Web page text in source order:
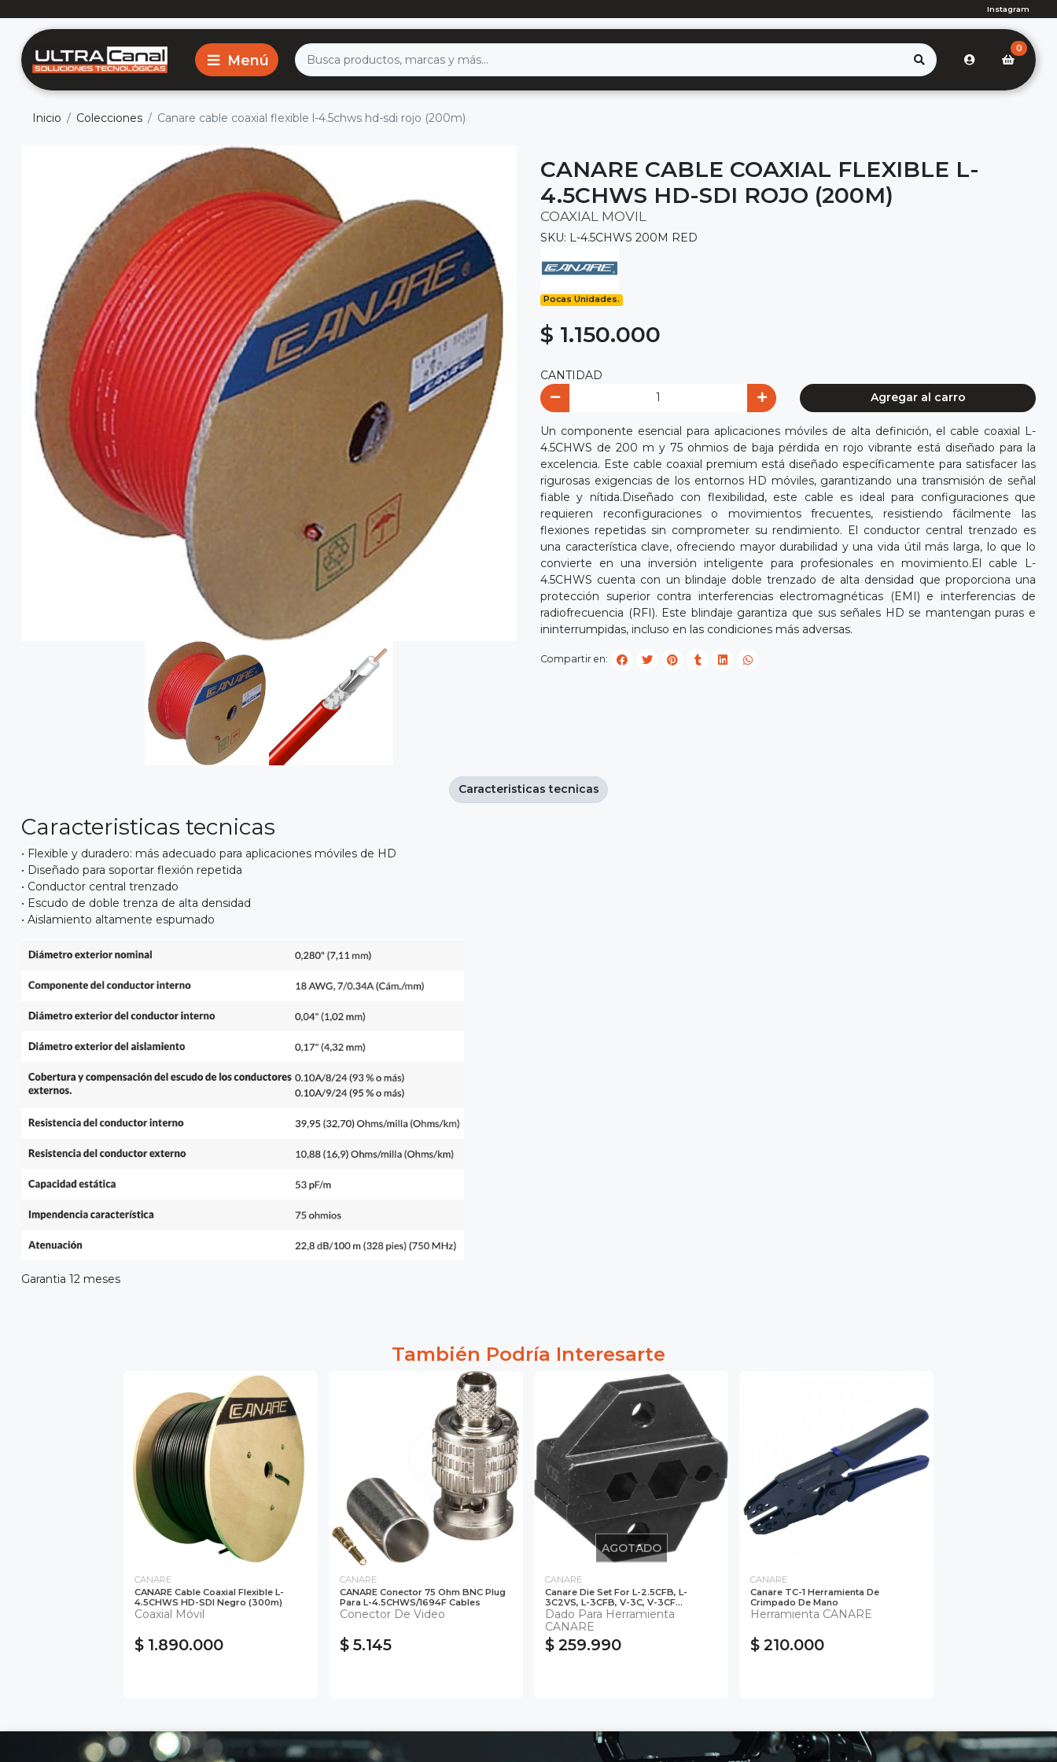
Instagram
0
Inicio Colecciones Canare cable coaxial flexible l-4.5chws hd-sdi rojo (200m)
CANARE CABLE COAXIAL FLEXIBLE L-
4.5CHWS HD-SDI ROJO (200M)
COAXIAL MOVIL
SKU: L-4.5CHWS 200M RED
Pocas Unidades.
$ 1.150.000
CANTIDAD
Agregar al carro
Un componente esencial para aplicaciones móviles de alta definición, el cable coaxial L-
4.5CHWS de 200 m y 75 ohmios de baja pérdida en rojo vibrante está diseñado para la
excelencia. Este cable coaxial premium está diseñado específicamente para satisfacer las
rigurosas exigencias de los entornos HD móviles, garantizando una transmisión de señal
fiable y nítida.Diseñado con flexibilidad, este cable es ideal para configuraciones que
requieren reconfiguraciones o movimientos frecuentes, resistiendo fácilmente las
flexiones repetidas sin comprometer su rendimiento. El conductor central trenzado es
una característica clave, ofreciendo mayor durabilidad y una vida útil más larga, lo que lo
convierte en una inversión inteligente para profesionales en movimiento.El cable L-
4.5CHWS cuenta con un blindaje doble trenzado de alta densidad que proporciona una
protección superior contra interferencias electromagnéticas (EMI) e interferencias de
radiofrecuencia (RFI). Este blindaje garantiza que sus señales HD se mantengan puras e
ininterrumpidas, incluso en las condiciones más adversas.
Compartir en:
Caracteristicas tecnicas
• Flexible y duradero: más adecuado para aplicaciones móviles de HD
• Diseñado para soportar flexión repetida
• Conductor central trenzado
• Escudo de doble trenza de alta densidad
• Aislamiento altamente espumado
Garantia 12 meses
Caracteristicas tecnicas
También Podría Interesarte
CANARE
CANARE Cable Coaxial Flexible L-
4.5CHWS HD-SDI Negro (300m)
Coaxial Móvil
$ 1.890.000
CANARE
CANARE Conector 75 Ohm BNC Plug
Para L-4.5CHWS/1694F Cables
Conector De Video
$ 5.145
AGOTADO
CANARE
Canare Die Set For L-2.5CFB, L-
3C2VS, L-3CFB, V-3C, V-3CF...
Dado Para Herramienta
CANARE
$ 259.990
CANARE
Canare TC-1 Herramienta De
Crimpado De Mano
Herramienta CANARE
$ 210.000